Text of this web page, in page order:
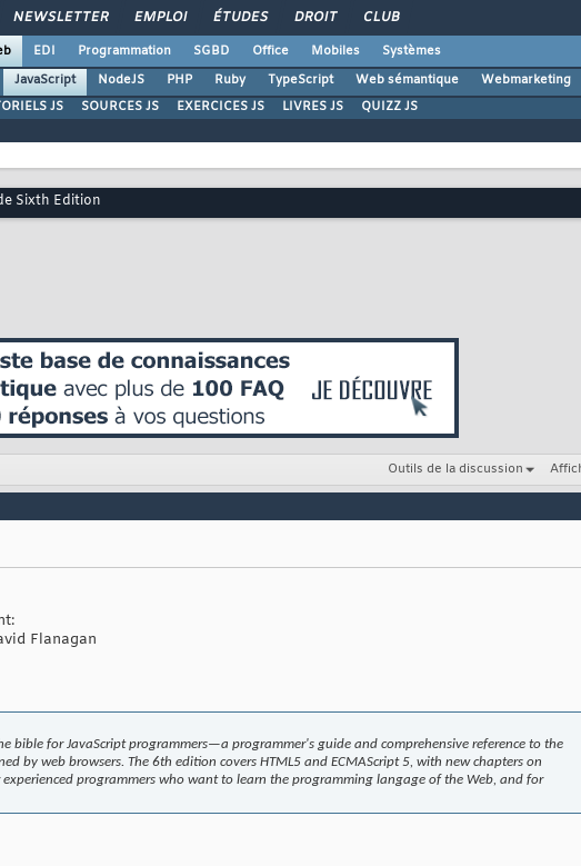
NEWSLETTER EMPLOI ÉTUDES DROIT CLUB
EDI Programmation SGBD Office Mobiles
Systèmes
JavaScript NodeJS PHP Ruby TypeScript Web sémantique Webmarketing
JS SOURCES JS EXERCICES JS LIVRES JS QUIZZ JS
Sixth Edition
Outils de la discussion
Flanagan
bible for JavaScript programmers—a programmer's guide and comprehensive reference to the
by web browsers. The 6th edition covers HTML5 and ECMAScript 5, with new chapters on
experienced programmers who want to learn the programming langage of the Web, and for